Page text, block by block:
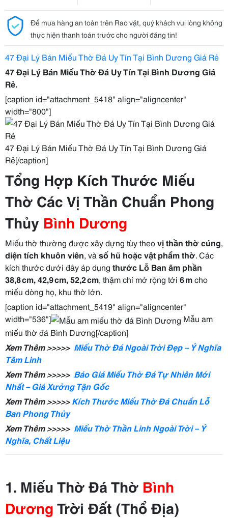
Để mua hàng an toàn trên Rao vặt, quý khách vui lòng không
thực hiện thanh toán trước cho người đăng tin!
47 Đại Lý Bán Miếu Thờ Đá Uy Tín Tại Bình Dương Giá Rẻ
47 Đại Lý Bán Miếu Thờ Đá Uy Tín Tại Bình Dương Giá
Rẻ.
[caption id="attachment_5418" align="aligncenter"
width="800"]
47 Đại Lý Bán Miếu Thờ Đá Uy Tín Tại Bình Dương Giá
Rẻ[/caption]
Tổng Hợp Kích Thước Miếu
Thờ Các Vị Thần Chuẩn Phong
Thủy Bình Dương
Miếu thờ thường được xây dựng tùy theovị thần thờ cúng,
diện tích khuôn viên, và số hũ hoặc vật phẩm thờ. Các
kích thước dưới đây áp dụng thước Lỗ Ban âm phần
38,8 cm, 42,9 cm, 52,2 cm, thậm chí mở rộng tới 6 mcho
miếu dòng họ, khu thờ lớn.
[caption id="attachment_5419" align="aligncenter"
width="536"]
Mẫu am
miếu thờ đá Bình Dương[/caption]
Xem Thêm >>>>> Miếu Thờ Đá Ngoài Trời Đẹp – Ý Nghĩa
Tâm Linh
Xem Thêm >>>>> Báo Giá Miếu Thờ Đá Tự Nhiên Mới
Nhất – Giá Xưởng Tận Gốc
Xem Thêm >>>>>Kích Thước Miếu Thờ Đá Chuẩn Lỗ
Ban Phong Thủy
Xem Thêm >>>>> Miếu Thờ Thần Linh Ngoài Trời – Ý
Nghĩa, Chất Liệu
1. Miếu Thờ Đá Thờ Bình
Dương Trời Đất (Thổ Địa)